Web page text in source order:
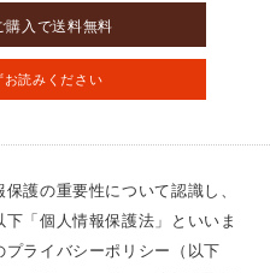
入で送料無料
読みください
護の重要性について認識し、
「個人情報保護法」といいま
ライバシーポリシー（以下